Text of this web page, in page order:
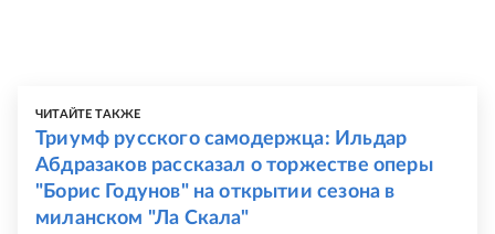
ЧИТАЙТЕ ТАКЖЕ
Триумф русского самодержца: Ильдар
Абдразаков рассказал о торжестве оперы
"Борис Годунов" на открытии сезона в
миланском "Ла Скала"